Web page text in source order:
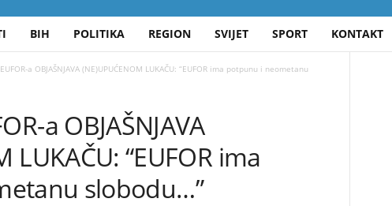
BIH POLITIKA REGION SVIJET SPORT KONTAKT
a OBJAŠNJAVA (NE)UPUĆENOM LUKAČU: “EUFOR ima potpunu i neometanu
a OBJAŠNJAVA
LUKAČU: “EUFOR ima
slobodu…”